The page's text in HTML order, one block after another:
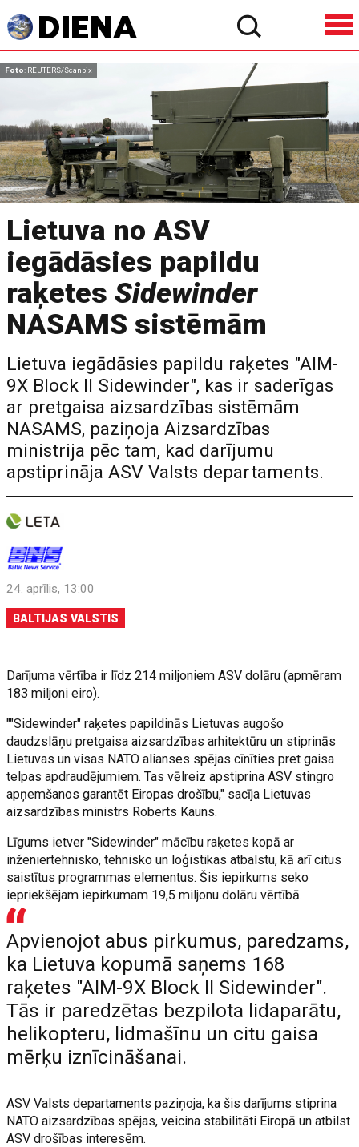
Foto: REUTERS/Scanpix
Lietuva no ASV
iegādāsies papildu
raķetesSidewinder
NASAMS sistēmām
Lietuva iegādāsies papildu raķetes "AIM-
9X Block II Sidewinder", kas ir saderīgas
ar pretgaisa aizsardzības sistēmām
NASAMS, paziņoja Aizsardzības
ministrija pēc tam, kad darījumu
apstiprināja ASV Valsts departaments.
24. aprīlis, 13:00
BALTIJAS VALSTIS
Darījuma vērtība ir līdz 214 miljoniem ASV dolāru (apmēram
183 miljoni eiro).
""Sidewinder" raķetes papildinās Lietuvas augošo
daudzslāņu pretgaisa aizsardzības arhitektūru un stiprinās
Lietuvas un visas NATO alianses spējas cīnīties pret gaisa
telpas apdraudējumiem. Tas vēlreiz apstiprina ASV stingro
apņemšanos garantēt Eiropas drošību," sacīja Lietuvas
aizsardzības ministrs Roberts Kauns.
Līgums ietver "Sidewinder" mācību raķetes kopā ar
inženiertehnisko, tehnisko un loģistikas atbalstu, kā arī citus
saistītus programmas elementus. Šis iepirkums seko
iepriekšējam iepirkumam 19,5 miljonu dolāru vērtībā.
Apvienojot abus pirkumus, paredzams,
ka Lietuva kopumā saņems 168
raķetes "AIM-9X Block II Sidewinder".
Tās ir paredzētas bezpilota lidaparātu,
helikopteru, lidmašīnu un citu gaisa
mērķu iznīcināšanai.
ASV Valsts departaments paziņoja, ka šis darījums stiprina
NATO aizsardzības spējas, veicina stabilitāti Eiropā un atbilst
ASV drošības interesēm.